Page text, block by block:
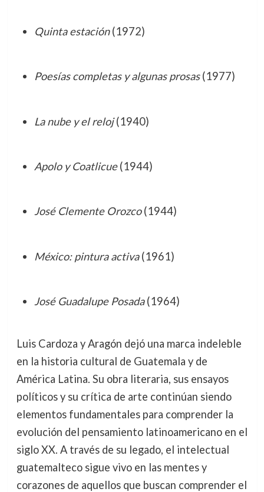
Quinta estación(1972)
Poesías completas y algunas prosas(1977)
La nube y el reloj(1940)
Apolo y Coatlicue(1944)
José Clemente Orozco(1944)
México: pintura activa(1961)
José Guadalupe Posada(1964)
Luis Cardoza y Aragón dejó una marca indeleble
en la historia cultural de Guatemala y de
América Latina. Su obra literaria, sus ensayos
políticos y su crítica de arte continúan siendo
elementos fundamentales para comprender la
evolución del pensamiento latinoamericano en el
siglo XX. A través de su legado, el intelectual
guatemalteco sigue vivo en las mentes y
corazones de aquellos que buscan comprender el